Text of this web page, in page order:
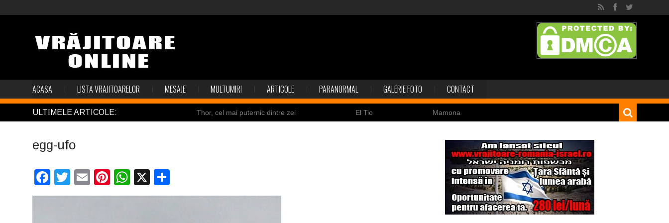
ACASA LISTA VRAJITOARELOR MESAJE MULTUMIRI ARTICOLE PARANORMAL GALERIE FOTO CONTACT
ULTIMELE ARTICOLE: Thor, cel mai puternic dintre zei El Tio Mamona
Timna Park şi Minele regelui Solomon
Fenomen straniu pe cerul Spaniei
egg-ufo
Facebook
Twitter
EmailPinterest
WhatsApp
X